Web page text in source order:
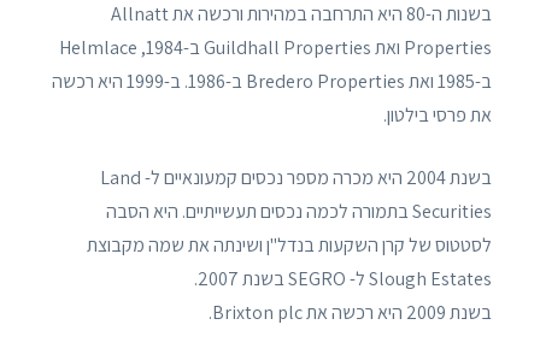
בשנות ה-80 היא התרחבה במהירות ורכשה את Allnatt
Properties ואת Guildhall Properties ב-1984, Helmlace
ב-1985 ואת Bredero Properties ב-1986. ב-1999 היא רכשה
את פרסי בילטון.
בשנת 2004 היא מכרה מספר נכסים קמעונאיים ל- Land
Securities בתמורה לכמה נכסים תעשייתיים. היא הסבה
לסטטוס של קרן השקעות בנדל"ן ושינתה את שמה מקבוצת
Slough Estates ל- SEGRO בשנת 2007.
בשנת 2009 היא רכשה את Brixton plc.